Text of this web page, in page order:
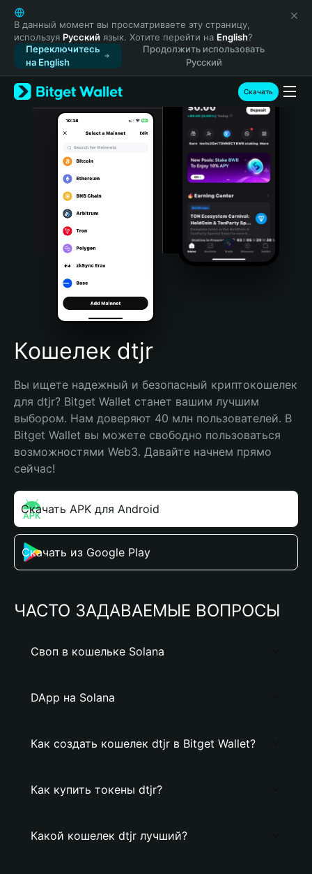
English
日本語
Tiếng Việt
Русский
Español (Latinoamérica)
Türkçe
Italiano
Português (Portugal)
Bahasa Indonesia
Português (Brasil)
Español (Argentina)
В данный момент вы просматриваете эту страницу,
используя Русский язык. Хотите перейти на English?
Переключитесь
на English
Продолжить использовать
Русский
Скачать
Кошелек dtjr
Вы ищете надежный и безопасный криптокошелек
для dtjr? Bitget Wallet станет вашим лучшим
выбором. Нам доверяют 40 млн пользователей. В
Bitget Wallet вы можете свободно пользоваться
возможностями Web3. Давайте начнем прямо
сейчас!
Скачать APK для Android
Скачать из Google Play
ЧАСТО ЗАДАВАЕМЫЕ ВОПРОСЫ
Своп в кошельке Solana
DApp на Solana
Как создать кошелек dtjr в Bitget Wallet?
Как купить токены dtjr?
Какой кошелек dtjr лучший?